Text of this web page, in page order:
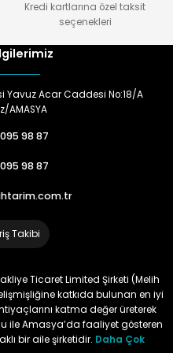
Kredi kartlarına özel taksit
seçenekleri
Yavuz Acar Caddesi No:18/A
AMASYA
98 87
98 87
Takibi
Ticaret Limited Şirketi (Melih
katkıda bulunan en iyi
katma değer üreterek
ile Amasya’da faaliyet gösteren
bir aile şirketidir. Daha Çok